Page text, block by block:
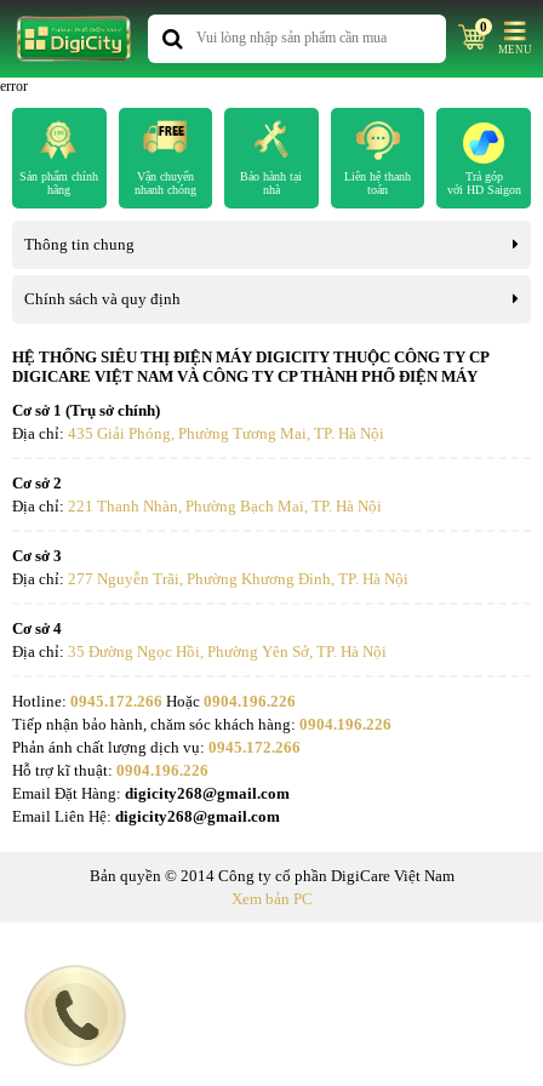
0
MENU
error
Sản phẩm chính
hãng
Vận chuyển
nhanh chóng
Bảo hành tại
nhà
Liên hệ thanh
toán
Trả góp
với HD Saigon
Thông tin chung
Chính sách và quy định
HỆ THỐNG SIÊU THỊ ĐIỆN MÁY DIGICITY THUỘC CÔNG TY CP
DIGICARE VIỆT NAM VÀ CÔNG TY CP THÀNH PHỐ ĐIỆN MÁY
Cơ sở 1 (Trụ sở chính)
Địa chỉ: 435 Giải Phóng, Phường Tương Mai, TP. Hà Nội
Cơ sở 2
Địa chỉ: 221 Thanh Nhàn, Phường Bạch Mai, TP. Hà Nội
Cơ sở 3
Địa chỉ: 277 Nguyễn Trãi, Phường Khương Đình, TP. Hà Nội
Cơ sở 4
Địa chỉ: 35 Đường Ngọc Hồi, Phường Yên Sở, TP. Hà Nội
Hotline: 0945.172.266 Hoặc 0904.196.226
Tiếp nhận bảo hành, chăm sóc khách hàng: 0904.196.226
Phản ánh chất lượng dịch vụ: 0945.172.266
Hỗ trợ kĩ thuật: 0904.196.226
Email Đặt Hàng: digicity268@gmail.com
Email Liên Hệ: digicity268@gmail.com
Bản quyền © 2014 Công ty cổ phần DigiCare Việt Nam
Xem bản PC